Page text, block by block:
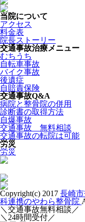
当院について
アクセス
料金表
院長ストーリー
交通事故治療メニュー
むちうち
自転車事故
バイク事故
後遺症
自賠責保険
交通事故Q&A
病院と整骨院の併用
診断書の取得方法
自爆事故
交通事故 無料相談
交通事故の転院は可能
労災
労災
Copyright(c) 2017 長崎
科連携のやわら整骨院
＼交通事故無料相談／
＼24時間受付／